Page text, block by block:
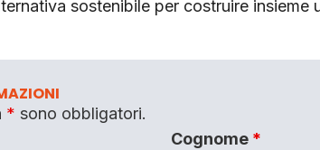
sostenibile per costruire insieme
* sono obbligatori.
Cognome *